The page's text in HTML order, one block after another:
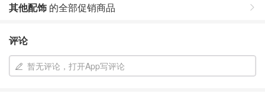
其他配饰 的全部促销商品
评论
暂无评论，打开App写评论